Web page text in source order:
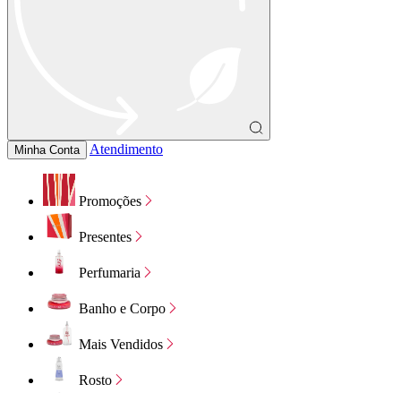
Minha Conta Atendimento
Promoções
Presentes
Perfumaria
Banho e Corpo
Mais Vendidos
Rosto